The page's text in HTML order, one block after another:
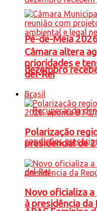
Pé-de-Meia
dezembro
Câmara altera
prioridades e
del-Rei
Brasil
Polarização
presidencial de
Novo oficializa
à presidência da